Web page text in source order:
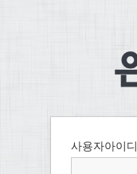
사용자아이디